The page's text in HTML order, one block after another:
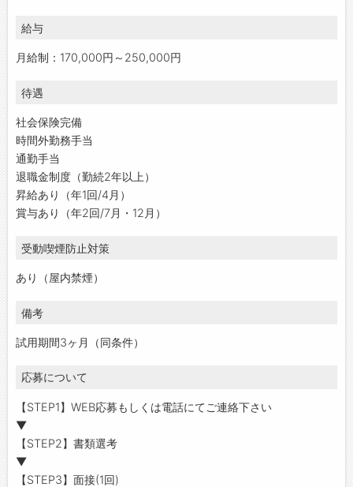
給与
月給制：170,000円～250,000円
待遇
社会保険完備
時間外勤務手当
通勤手当
退職金制度（勤続2年以上）
昇給あり（年1回/4月）
賞与あり（年2回/7月・12月）
受動喫煙防止対策
あり（屋内禁煙）
備考
試用期間3ヶ月（同条件）
応募について
【STEP1】WEB応募もしくは電話にてご連絡下さい
▼
【STEP2】書類選考
▼
【STEP3】面接(1回)